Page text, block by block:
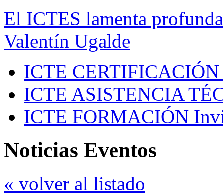
El ICTES lamenta
Valentín Ugalde
ICTE CERTIFICACIÓN
ICTE ASISTENCIA
ICTE FORMACIÓN
Noticias Eventos
« volver al listado